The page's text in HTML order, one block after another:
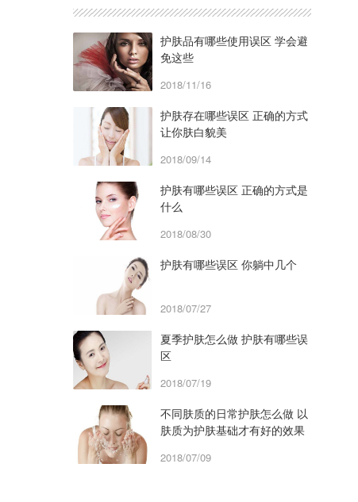
护肤品有哪些使用误区 学会避
免这些
2018/11/16
护肤存在哪些误区 正确的方式
让你肤白貌美
2018/09/14
护肤有哪些误区 正确的方式是
什么
2018/08/30
护肤有哪些误区 你躺中几个
2018/07/27
夏季护肤怎么做 护肤有哪些误
区
2018/07/19
不同肤质的日常护肤怎么做 以
肤质为护肤基础才有好的效果
2018/07/09